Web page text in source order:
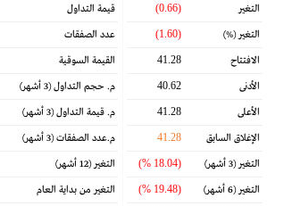
التغير (0.66)
التغير(%)
(1.60)
الافتتاح 41.28
الأدنى 40.62
الأعلى 41.28
الإغلاق السابق 41.28
التغير(3 أشهر) (18.04 %)
التغير(6 أشهر) (19.48 %)
قيمة التداول
عدد الصفقات
القيمة السوقية
م. حجم التداول(3 أشهر)
م. قيمة التداول(3 أشهر)
م.عدد الصفقات(3 أشهر)
التغير(12 أشهر)
التغير من بداية العام